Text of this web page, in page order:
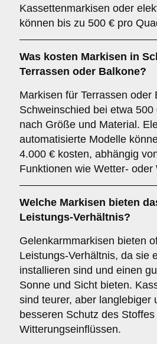
Kassettenmarkisen oder
können bis zu 500 € pro
Was kosten Markisen in
Terrassen oder Balkone?
Markisen für Terrassen oder
Schweinschied bei etwa
nach Größe und Material.
automatisierte Modelle
4.000 € kosten, abhängig
Funktionen wie Wetter- oder
Welche Markisen bieten
Leistungs-Verhältnis?
Gelenkarmmarkisen bieten
Leistungs-Verhältnis, da sie
installieren sind und einen
Sonne und Sicht bieten.
sind teurer, aber langlebiger
besseren Schutz des Stoffes
Witterungseinflüssen.